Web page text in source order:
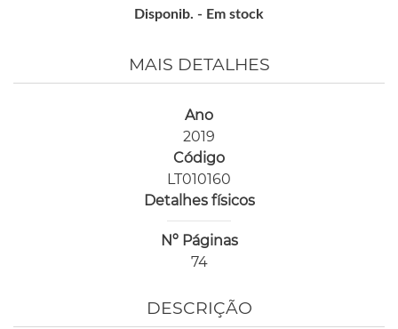
Disponib. - Em stock
MAIS DETALHES
Ano
2019
Código
LT010160
Detalhes físicos
Nº Páginas
74
DESCRIÇÃO